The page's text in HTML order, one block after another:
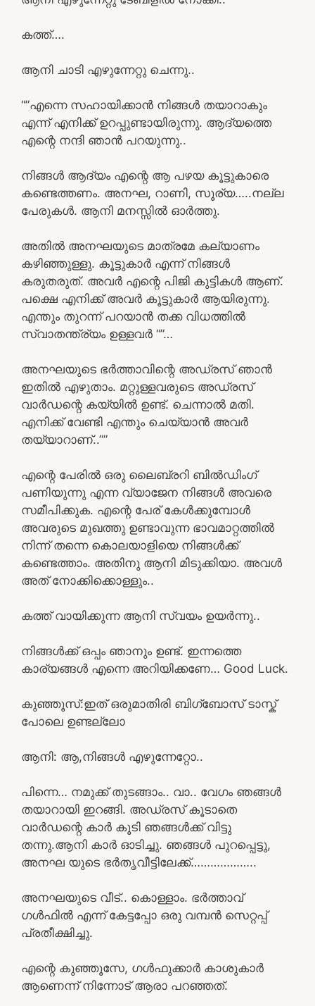
കത്ത്….
ആനി ചാടി എഴുന്നേറ്റു ചെന്നു..
“”എന്നെ സഹായിക്കാൻ നിങ്ങൾ തയാറാകും
എന്ന് എനിക്ക് ഉറപ്പുണ്ടായിരുന്നു. ആദ്യത്തെ
എന്റെ നന്ദി ഞാൻ പറയുന്നു..
നിങ്ങൾ ആദ്യം എന്റെ ആ പഴയ കൂട്ടുകാരെ
കണ്ടെത്തണം. അനഘ, റാണി, സൂര്യ…..നല്ല
പേരുകൾ. ആനി മനസ്സിൽ ഓർത്തു.
അതിൽ അനഘയുടെ മാത്രമേ കല്യാണം
കഴിഞ്ഞുള്ളു. കൂട്ടുകാർ എന്ന് നിങ്ങൾ
കരുതരുത്. അവർ എന്റെ പിജി കുട്ടികൾ ആണ്.
പക്ഷെ എനിക്ക് അവർ കൂട്ടുകാർ ആയിരുന്നു.
എന്തും തുറന്ന് പറയാൻ തക്ക വിധത്തിൽ
സ്വാതന്ത്ര്യം ഉള്ളവർ “”…
അനഘയുടെ ഭർത്താവിന്റെ അഡ്രസ് ഞാൻ
ഇതിൽ എഴുതാം. മറ്റുള്ളവരുടെ അഡ്രസ്
വാർഡന്റെ കയ്യിൽ ഉണ്ട്. ചെന്നാൽ മതി.
എനിക്ക് വേണ്ടി എന്തും ചെയ്യാൻ അവർ
തയ്യാറാണ്..””
എന്റെ പേരിൽ ഒരു ലൈബ്രറി ബിൽഡിംഗ്‌
പണിയുന്നു എന്ന വ്യാജേന നിങ്ങൾ അവരെ
സമീപിക്കുക. എന്റെ പേര് കേൾക്കുമ്പോൾ
അവരുടെ മുഖത്തു ഉണ്ടാവുന്ന ഭാവമാറ്റത്തിൽ
നിന്ന് തന്നെ കൊലയാളിയെ നിങ്ങൾക്ക്
കണ്ടെത്താം. അതിനു ആനി മിടുക്കിയാ. അവൾ
അത് നോക്കിക്കൊള്ളും..
കത്ത് വായിക്കുന്ന ആനി സ്വയം ഉയർന്നു..
നിങ്ങൾക്ക് ഒപ്പം ഞാനും ഉണ്ട്. ഇന്നത്തെ
കാര്യങ്ങൾ എന്നെ അറിയിക്കണേ… Good Luck.
കുഞ്ഞൂസ്:ഇത് ഒരുമാതിരി ബിഗ്‌ബോസ് ടാസ്ക്
പോലെ ഉണ്ടല്ലോ
ആനി: ആ,നിങ്ങൾ എഴുന്നേറ്റോ..
പിന്നെ… നമുക്ക് തുടങ്ങാം.. വാ.. വേഗം ഞങ്ങൾ
തയാറായി ഇറങ്ങി. അഡ്രസ് കൂടാതെ
വാർഡന്റെ കാർ കൂടി ഞങ്ങൾക്ക് വിട്ടു
തന്നു.ആനി കാർ ഓടിച്ചു. ഞങ്ങൾ പുറപ്പെട്ടു,
അനഘ യുടെ ഭർതൃവീട്ടിലേക്ക്………………..
അനഘയുടെ വീട്.. കൊള്ളാം. ഭർത്താവ്
ഗൾഫിൽ എന്ന് കേട്ടപ്പോ ഒരു വമ്പൻ സെറ്റപ്പ്
പ്രതീക്ഷിച്ചു.
എന്റെ കുഞ്ഞൂസേ, ഗൾഫുക്കാർ കാശുകാർ
ആണെന്ന് നിന്നോട് ആരാ പറഞ്ഞത്.